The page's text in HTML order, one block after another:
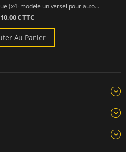
(x4) modele universel pour auto...
10,00 € TTC
Au Panier